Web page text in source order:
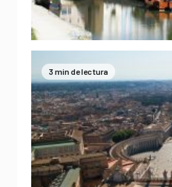
3 min de lectura